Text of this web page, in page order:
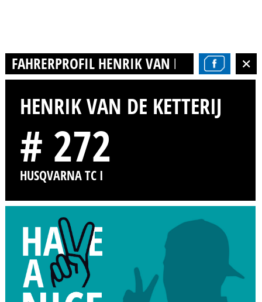
FAHRERPROFIL HENRIK VAN DE KETTERIJ
HENRIK VAN DE KETTERIJ
# 272
HUSQVARNA TC I